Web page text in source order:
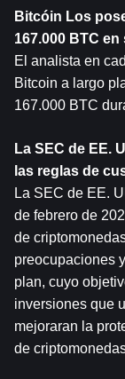
Bitcóin Los
167.000 BTC
El analista en
Bitcoin a largo
167.000 BTC
La SEC de EE.
las reglas de
La SEC de EE.
de febrero de
de
preocupaciones
plan, cuyo
inversiones que
mejoraran la
de